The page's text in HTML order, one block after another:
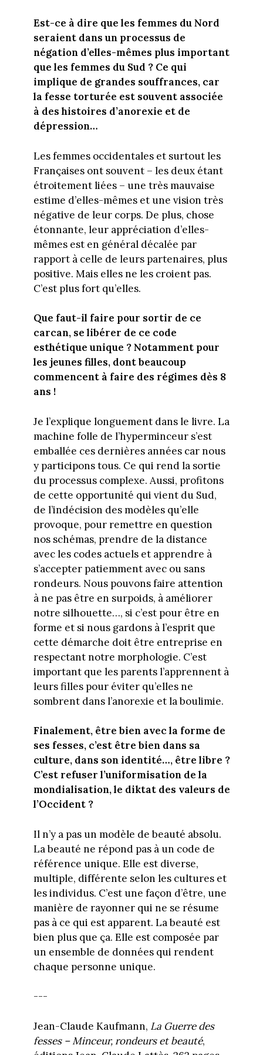
Est-ce à dire que les femmes du Nord
seraient dans un processus de
négation d’elles-mêmes plus important
que les femmes du Sud ? Ce qui
implique de grandes souffrances, car
la fesse torturée est souvent associée
à des histoires d’anorexie et de
dépression…
Les femmes occidentales et surtout les
Françaises ont souvent – les deux étant
étroitement liées – une très mauvaise
estime d’elles-mêmes et une vision très
négative de leur corps. De plus, chose
étonnante, leur appréciation d’elles-
mêmes est en général décalée par
rapport à celle de leurs partenaires, plus
positive. Mais elles ne les croient pas.
C’est plus fort qu’elles.
Que faut-il faire pour sortir de ce
carcan, se libérer de ce code
esthétique unique ? Notamment pour
les jeunes filles, dont beaucoup
commencent à faire des régimes dès 8
ans !
Je l’explique longuement dans le livre. La
machine folle de l’hyperminceur s’est
emballée ces dernières années car nous
y participons tous. Ce qui rend la sortie
du processus complexe. Aussi, profitons
de cette opportunité qui vient du Sud,
de l’indécision des modèles qu’elle
provoque, pour remettre en question
nos schémas, prendre de la distance
avec les codes actuels et apprendre à
s’accepter patiemment avec ou sans
rondeurs. Nous pouvons faire attention
à ne pas être en surpoids, à améliorer
notre silhouette…, si c’est pour être en
forme et si nous gardons à l’esprit que
cette démarche doit être entreprise en
respectant notre morphologie. C’est
important que les parents l’apprennent à
leurs filles pour éviter qu’elles ne
sombrent dans l’anorexie et la boulimie.
Finalement, être bien avec la forme de
ses fesses, c’est être bien dans sa
culture, dans son identité…, être libre ?
C’est refuser l’uniformisation de la
mondialisation, le diktat des valeurs de
l’Occident ?
Il n’y a pas un modèle de beauté absolu.
La beauté ne répond pas à un code de
référence unique. Elle est diverse,
multiple, différente selon les cultures et
les individus. C’est une façon d’être, une
manière de rayonner qui ne se résume
pas à ce qui est apparent. La beauté est
bien plus que ça. Elle est composée par
un ensemble de données qui rendent
chaque personne unique.
---
Jean-Claude Kaufmann, La Guerre des
fesses – Minceur, rondeurs et beauté,